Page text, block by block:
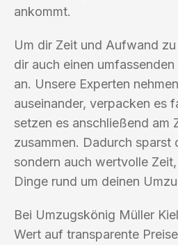
ankommt.
Um dir Zeit und Aufwand
dir auch einen
an. Unsere Experten
auseinander, verpacken es
setzen es anschließend am
zusammen. Dadurch sparst
sondern auch wertvolle
Dinge rund um deinen
Bei Umzugskönig Müller
Wert auf transparente